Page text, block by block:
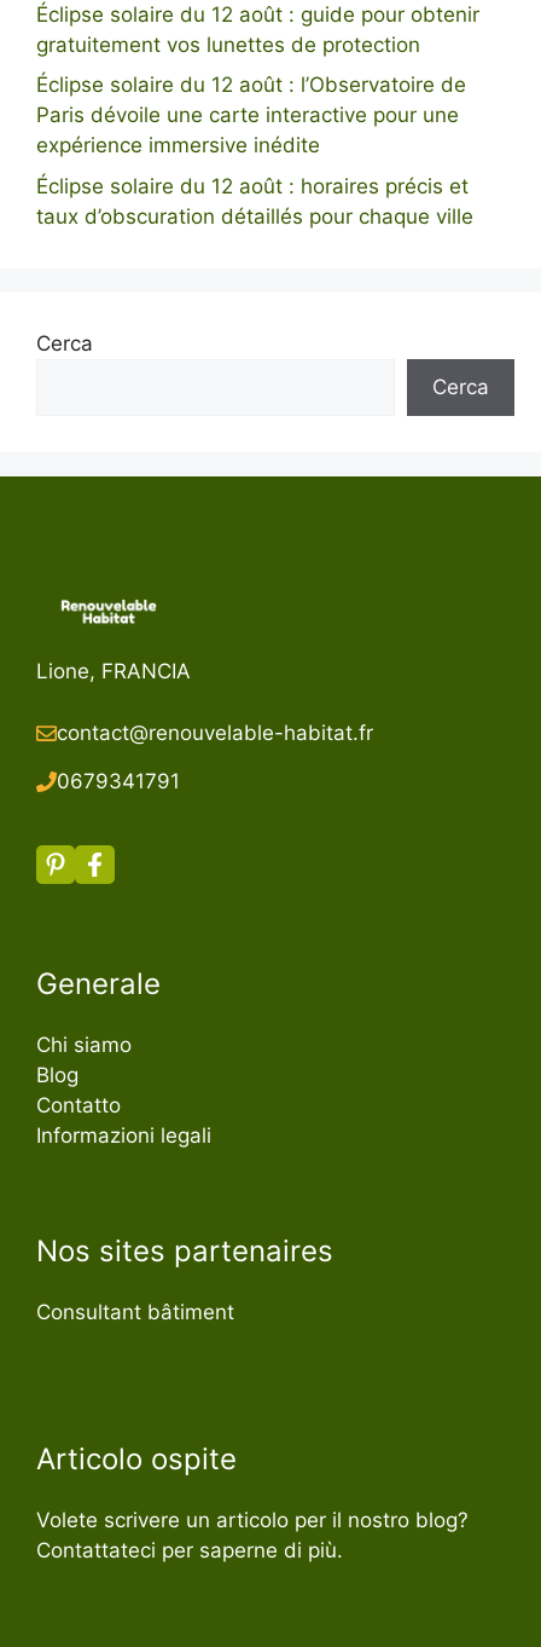
Éclipse solaire du 12 août : guide pour obtenir
gratuitement vos lunettes de protection
Éclipse solaire du 12 août : l’Observatoire de
Paris dévoile une carte interactive pour une
expérience immersive inédite
Éclipse solaire du 12 août : horaires précis et
taux d’obscuration détaillés pour chaque ville
Cerca
Cerca
Lione, FRANCIA
contact@renouvelable-habitat.fr
0679341791
Generale
Chi siamo
Blog
Contatto
Informazioni legali
Nos sites partenaires
Consultant bâtiment
Articolo ospite
Volete scrivere un articolo per il nostro blog?
Contattateci per saperne di più.